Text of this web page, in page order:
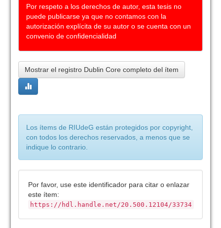
Por respeto a los derechos de autor, esta tesis no
puede publicarse ya que no contamos con la
autorización explícita de su autor o se cuenta con un
convenio de confidencialidad
Mostrar el registro Dublin Core completo del ítem
Los ítems de RIUdeG están protegidos por copyright,
con todos los derechos reservados, a menos que se
indique lo contrario.
Por favor, use este identificador para citar o enlazar
este ítem:
https://hdl.handle.net/20.500.12104/33734